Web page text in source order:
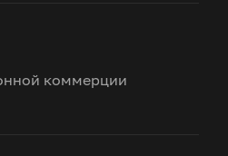
коммерции